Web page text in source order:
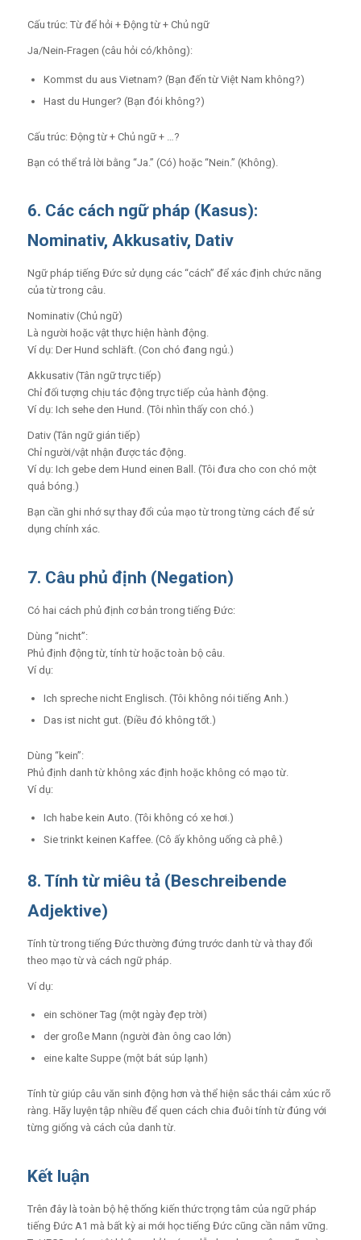
Cấu trúc: Từ để hỏi + Động từ + Chủ ngữ
Ja/Nein-Fragen (câu hỏi có/không):
Kommst du aus Vietnam? (Bạn đến từ Việt Nam không?)
Hast du Hunger? (Bạn đói không?)
Cấu trúc: Động từ + Chủ ngữ + …?
Bạn có thể trả lời bằng “Ja.” (Có) hoặc “Nein.” (Không).
6. Các cách ngữ pháp (Kasus):
Nominativ, Akkusativ, Dativ
Ngữ pháp tiếng Đức sử dụng các “cách” để xác định chức năng
của từ trong câu.
Nominativ (Chủ ngữ)
Là người hoặc vật thực hiện hành động.
Ví dụ: Der Hund schläft. (Con chó đang ngủ.)
Akkusativ (Tân ngữ trực tiếp)
Chỉ đối tượng chịu tác động trực tiếp của hành động.
Ví dụ: Ich sehe den Hund. (Tôi nhìn thấy con chó.)
Dativ (Tân ngữ gián tiếp)
Chỉ người/vật nhận được tác động.
Ví dụ: Ich gebe dem Hund einen Ball. (Tôi đưa cho con chó một
quả bóng.)
Bạn cần ghi nhớ sự thay đổi của mạo từ trong từng cách để sử
dụng chính xác.
7. Câu phủ định (Negation)
Có hai cách phủ định cơ bản trong tiếng Đức:
Dùng “nicht”:
Phủ định động từ, tính từ hoặc toàn bộ câu.
Ví dụ:
Ich spreche nicht Englisch. (Tôi không nói tiếng Anh.)
Das ist nicht gut. (Điều đó không tốt.)
Dùng “kein”:
Phủ định danh từ không xác định hoặc không có mạo từ.
Ví dụ:
Ich habe kein Auto. (Tôi không có xe hơi.)
Sie trinkt keinen Kaffee. (Cô ấy không uống cà phê.)
8. Tính từ miêu tả (Beschreibende
Adjektive)
Tính từ trong tiếng Đức thường đứng trước danh từ và thay đổi
theo mạo từ và cách ngữ pháp.
Ví dụ:
ein schöner Tag (một ngày đẹp trời)
der große Mann (người đàn ông cao lớn)
eine kalte Suppe (một bát súp lạnh)
Tính từ giúp câu văn sinh động hơn và thể hiện sắc thái cảm xúc rõ
ràng. Hãy luyện tập nhiều để quen cách chia đuôi tính từ đúng với
từng giống và cách của danh từ.
Kết luận
Trên đây là toàn bộ hệ thống kiến thức trọng tâm của ngữ pháp
tiếng Đức A1 mà bất kỳ ai mới học tiếng Đức cũng cần nắm vững.